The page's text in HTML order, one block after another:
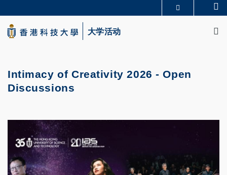
to
main
content
生活@科大
大学活动
Intimacy of Creativity 2026 - Open
Discussions